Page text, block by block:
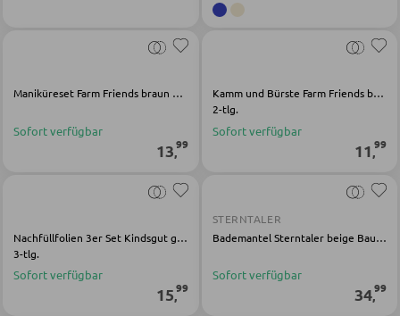
Schuhkipper
KINDERMÖBEL
Kinderkleiderschränke
Kinderregale
Kinderzimmerleuchten
Maniküreset Farm Friends braun Polypropylen
Sofort verfügbar
1399
Kamm und Bürste Farm Friends braun Polypropylen
2-tlg.
Sofort verfügbar
11 ,99
Nachfüllfolien 3er Set Kindsgut grün Kunststoff
3-tlg.
Sofort verfügbar
15,99
STERNTALER
Bademantel Sterntaler beige Baumwolle
Sofort verfügbar
34,99